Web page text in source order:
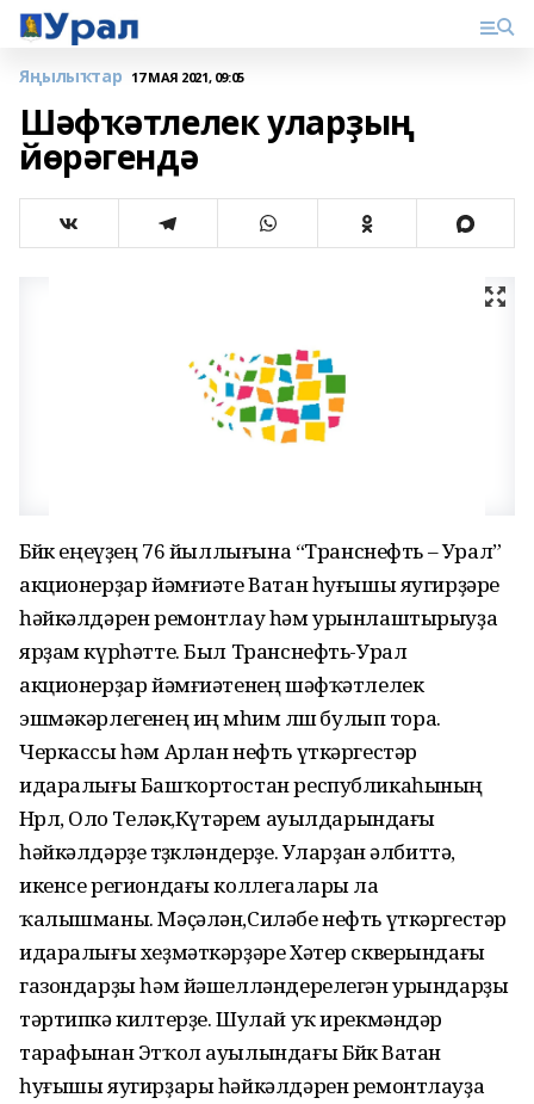
Яңылыҡтар 17 МАЯ 2021, 09:05
Шәфҡәтлелек уларҙың
йөрәгендә
Бөйөк еңеүҙең 76 йыллығына “Транснефть – Урал”
акционерҙар йәмғиәте Ватан һуғышы яугирҙәре
һәйкәлдәрен ремонтлау һәм урынлаштырыуҙа
ярҙам күрһәтте. Был Транснефть-Урал
акционерҙар йәмғиәтенең шәфҡәтлелек
эшмәкәрлегенең иң мөһим өлөшө булып тора.
Черкассы һәм Арлан нефть үткәргестәр
идаралығы Башҡортостан республикаһының
Нөрлө, Оло Теләк,Күтәрем ауылдарындағы
һәйкәлдәрҙе төҙөкләндерҙе. Уларҙан әлбиттә,
икенсе региондағы коллегалары ла
ҡалышманы. Мәҫәлән,Силәбе нефть үткәргестәр
идаралығы хеҙмәткәрҙәре Хәтер скверындағы
газондарҙы һәм йәшелләндерелегән урындарҙы
тәртипкә килтерҙе. Шулай уҡ ирекмәндәр
тарафынан Этҡол ауылындағы Бөйөк Ватан
һуғышы яугирҙары һәйкәлдәрен ремонтлауҙа